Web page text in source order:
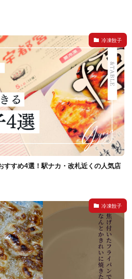
冷凍餃子
すすめ4選！駅ナカ・改札近くの人気店
冷凍餃子